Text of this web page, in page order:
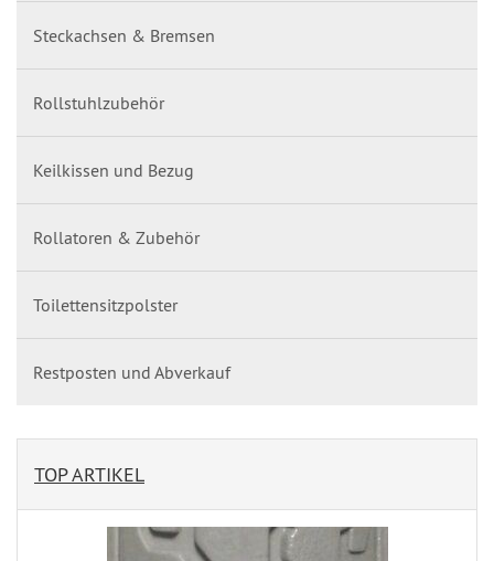
Steckachsen & Bremsen
Rollstuhlzubehör
Keilkissen und Bezug
Rollatoren & Zubehör
Toilettensitzpolster
Restposten und Abverkauf
TOP ARTIKEL